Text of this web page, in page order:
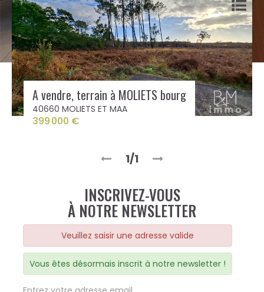
A vendre, terrain à MOLIETS bourg
40660 MOLIETS ET MAA
399 000 €
1/1
INSCRIVEZ-VOUS
À NOTRE NEWSLETTER
Veuillez saisir une adresse valide
Vous êtes désormais inscrit à notre newsletter !